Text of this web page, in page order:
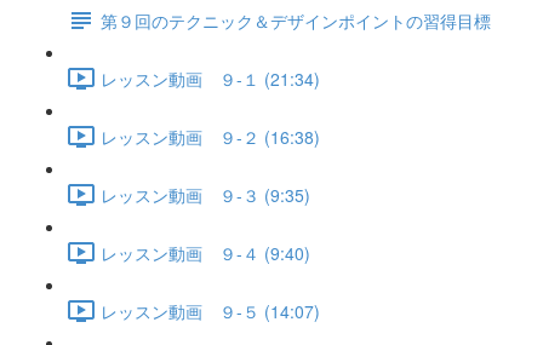
第９回のテクニック＆デザインポイントの習得目標
レッスン動画 ９-１ (21:34)
レッスン動画 ９-２ (16:38)
レッスン動画 ９-３ (9:35)
レッスン動画 ９-４ (9:40)
レッスン動画 ９-５ (14:07)